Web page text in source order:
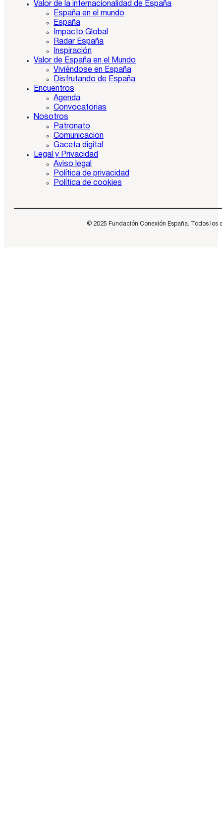
Valor de la internacionalidad de España
España en el mundo
España
Impacto Global
Radar España
Inspiración
Valor de España en el Mundo
Viviéndose en España
Disfrutando de España
Encuentros
Agenda
Convocatorias
Nosotros
Patronato
Comunicacion
Gaceta digital
Legal y Privacidad
Aviso legal
Política de privacidad
Política de cookies
© 2025 Fundación Conexión España. Todos los